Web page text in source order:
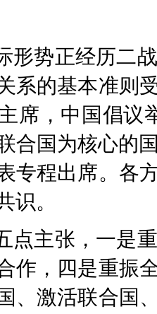
形势正经历二
系的基本准则
席，中国倡议
合国为核心的
专程出席。各
识。
点主张，一是
作，四是重振
、激活联合国